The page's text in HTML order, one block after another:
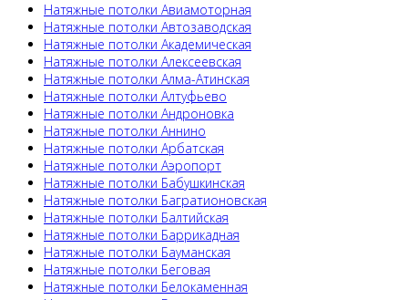
Натяжные потолки Авиамоторная
Натяжные потолки Автозаводская
Натяжные потолки Академическая
Натяжные потолки Алексеевская
Натяжные потолки Алма-Атинская
Натяжные потолки Алтуфьево
Натяжные потолки Андроновка
Натяжные потолки Аннино
Натяжные потолки Арбатская
Натяжные потолки Аэропорт
Натяжные потолки Бабушкинская
Натяжные потолки Багратионовская
Натяжные потолки Балтийская
Натяжные потолки Баррикадная
Натяжные потолки Бауманская
Натяжные потолки Беговая
Натяжные потолки Белокаменная